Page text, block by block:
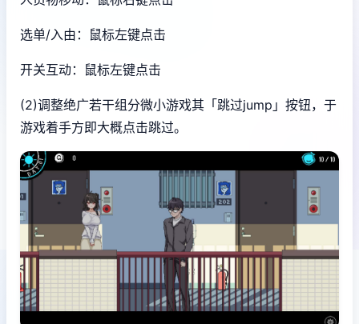
选单/入由：鼠标左键点击
开关互动：鼠标左键点击
(2)调整绝广若干组分微小游戏其「跳过jump」按钮，于
游戏着手方即大概点击跳过。